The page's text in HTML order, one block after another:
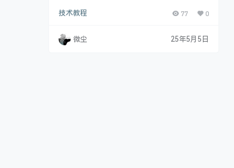
技术教程
77 0
微尘 25年5月5日